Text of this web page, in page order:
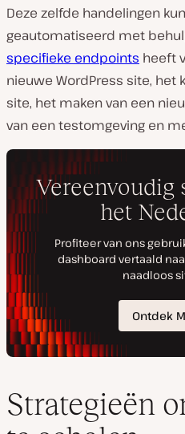
Deze zelfde handelingen
geautomatiseerd met
specifieke endpoints heeft
nieuwe WordPress site, het
site, het maken van een
van een testomgeving en
Strategieën